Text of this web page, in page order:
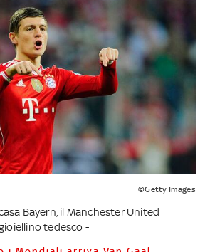
©Getty Images
Bayern, il Manchester United
tedesco -